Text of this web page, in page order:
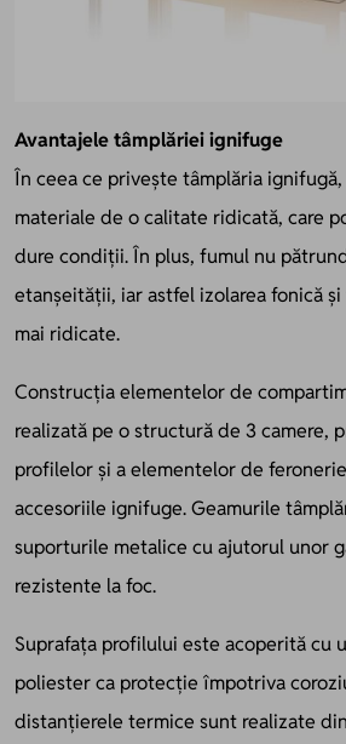
Avantajele tâmplăriei ignifuge
În ceea ce privește tâmplăria
materiale de o calitate ridicată, care
dure condiții. În plus, fumul nu
etanșeității, iar astfel izolarea fonică
mai ridicate.
Construcția elementelor de
realizată pe o structură de 3 camere,
profilelor și a elementelor de
accesoriile ignifuge. Geamurile
suporturile metalice cu ajutorul unor
rezistente la foc.
Suprafața profilului este acoperită cu
poliester ca protecție împotriva
distanțierele termice sunt realizate